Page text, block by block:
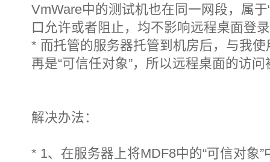
VmWare中的测试机也在同一网段，属
口允许或者阻止，均不影响远程桌面登
* 而托管的服务器托管到机房后，与我
再是“可信任对象”，所以远程桌面的访
解决办法：
* 1、在服务器上将MDF8中的“可信对象